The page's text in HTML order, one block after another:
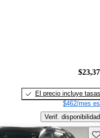
El precio incluye tasas
$462/mes
Verif. disponibilidad